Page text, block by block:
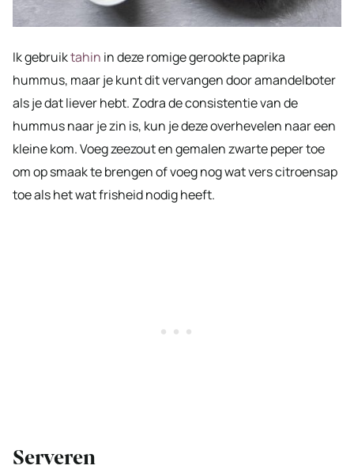
Ik gebruiktahin in deze romige gerookte paprika
hummus, maar je kunt dit vervangen door amandelboter
als je dat liever hebt. Zodra de consistentie van de
hummus naar je zin is, kun je deze overhevelen naar een
kleine kom. Voeg zeezout en gemalen zwarte peper toe
om op smaak te brengen of voeg nog wat vers citroensap
toe als het wat frisheid nodig heeft.
Serveren